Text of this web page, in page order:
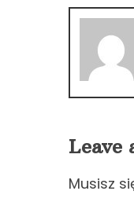
Leave
Musisz